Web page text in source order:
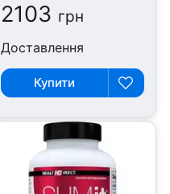
2103 грн
Доставлення
Купити